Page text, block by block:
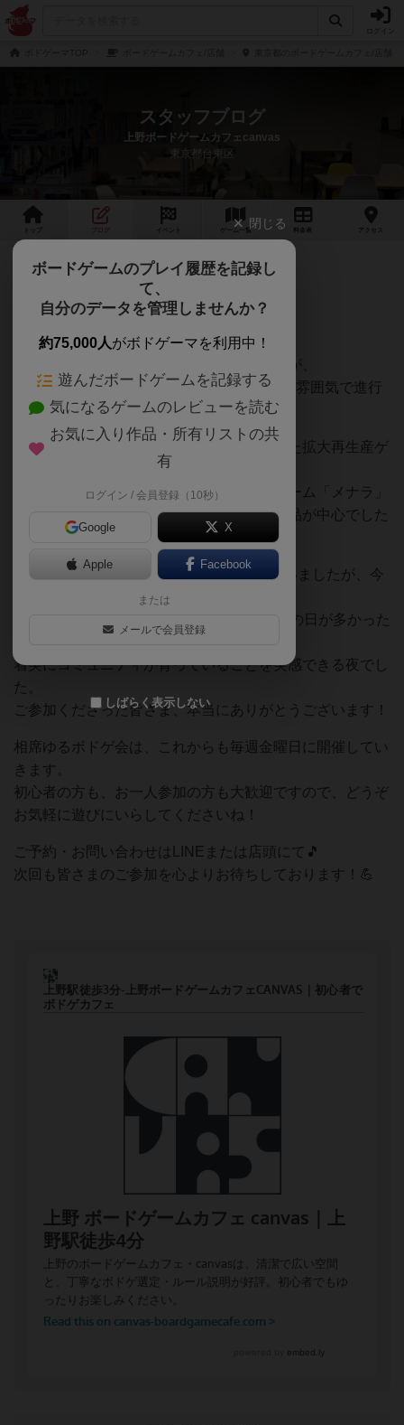
スタッフブログ
上野ボードゲームカフェcanvas
東京都台東区
ゲーム 一覧 料金 アクセス
相席イベント_2025/11/14
今週の相席ゆるボドゲ会は通常開催でしたが、
8名の方にご参加いただき、終始あたたかな雰囲気で進行
しました！
プレイされたのは、実在の事件を題材にした拡大再生産ゲ
ームの「ブラッディ・イン」や、
みんなで塔を積み上げる協力型バランスゲーム「メナラ」
など、初対面同士でも盛り上がりやすい作品が中心でした
ここ1ヶ月は毎回10名以上の参加が続いていましたが、今
回は少し落ち着きめの8名。
それでも、オープン当初は3〜4名スタートの日が多かった
着実にコミュニティが育っていることを実感できる夜でし
た。
ご参加くださった皆さま、本当にありがとうございます！
相席ゆるボドゲ会は、これからも毎週金曜日に開催してい
きます。
初心者の方も、お一人参加の方も大歓迎ですので、どうぞ
お気軽に遊びにいらしてくださいね！
ご予約・お問い合わせはLINEまたは店頭にて🎵
次回も皆さまのご参加を心よりお待ちしております！💪
閉じる
ボードゲームのプレイ履歴を記録し
て、
自分のデータを管理しませんか？
約75,000人がボドゲーマを利用中！
遊んだボードゲームを記録する
気になるゲームのレビューを読む
お気に入り作品・所有リストの共
有
ログイン / 会員登録（10秒）
Google X
Apple Facebook
または
メールで会員登録
しばらく表示しない